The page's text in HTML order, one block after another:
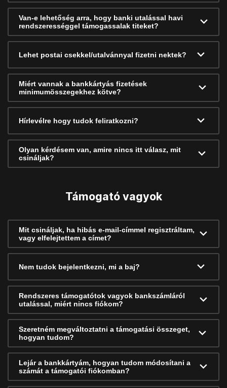
Van-e lehetőség arra, hogy banki utalással havi
rendszerességgel támogassalak titeket?
Lehet postai csekkel/utalvánnyal fizetni nektek?
Miért vannak a bankkártyás fizetések
minimumösszegekhez kötve?
Hírlevélre hogy tudok feliratkozni?
Olyan kérdésem van, amire nincs itt válasz, mit
csináljak?
Támogató vagyok
Mit csináljak, ha hibás e-mail-címmel regisztráltam,
vagy elfelejtettem a címet?
Nem tudok bejelentkezni, mi a baj?
Rendszeres támogatótok vagyok bankszámláról
utalással, miért nincs fiókom?
Szeretném megváltoztatni a támogatási összeget,
hogyan tudom?
Lejár a bankkártyám, hogyan tudom módosítani a
számát a támogatói fiókomban?